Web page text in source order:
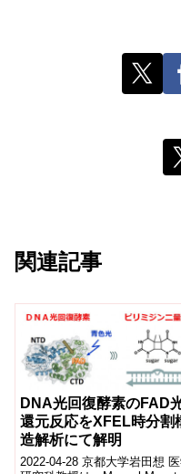
関連記事
DNA光回復酵素のFAD
還元反応をXFEL時分割
造解析にて解明
2022-04-28 京都大学岩田想